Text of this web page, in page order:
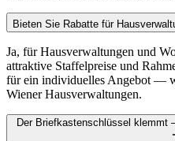
Bieten Sie Rabatte für
Ja, für Hausverwaltungen und
attraktive Staffelpreise und
für ein individuelles Angebot —
Wiener Hausverwaltungen.
Der Briefkastenschlüssel